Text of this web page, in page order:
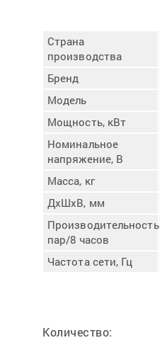
Страна
производства
Бренд
Модель
Мощность, кВт
Номинальное
напряжение, В
Масса, кг
ДхШхВ, мм
Производительность,
пар/8 часов
Частота сети, Гц
Количество: